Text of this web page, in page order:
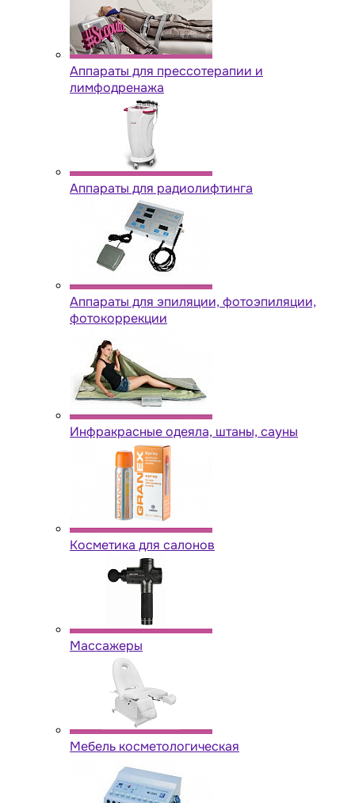
Аппараты для прессотерапии и
лимфодренажа
Аппараты для радиолифтинга
Аппараты для эпиляции, фотоэпиляции,
фотокоррекции
Инфракрасные одеяла, штаны, сауны
Косметика для салонов
Массажеры
Мебель косметологическая